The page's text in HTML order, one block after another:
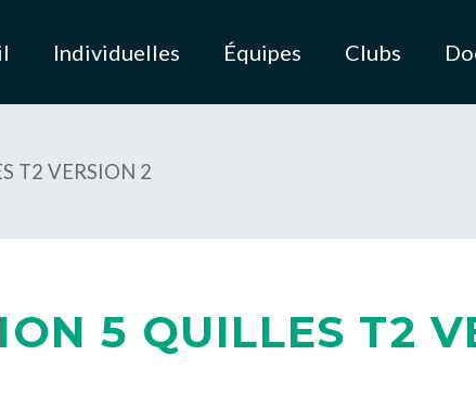
Individuelles Équipes Clubs
T2 VERSION 2
5 QUILLES T2